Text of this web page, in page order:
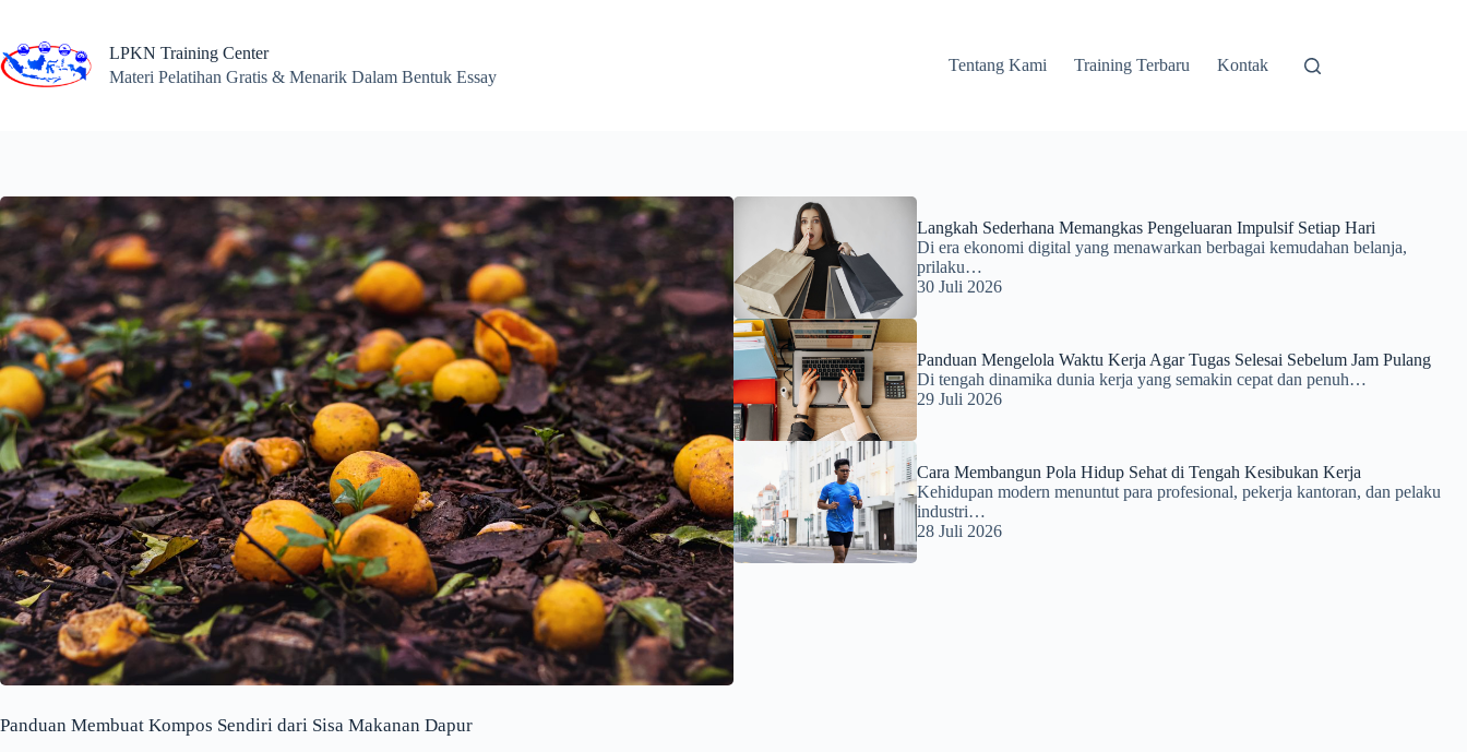
content
LPKN Training Center
Materi Pelatihan Gratis & Menarik Dalam Bentuk Essay
Tentang Kami Training Terbaru Kontak
Panduan Membuat Kompos Sendiri dari Sisa Makanan Dapur
Langkah Sederhana Memangkas Pengeluaran Impulsif Setiap Hari
Di era ekonomi digital yang menawarkan berbagai kemudahan belanja,
prilaku…
30 Juli 2026
Panduan Mengelola Waktu Kerja Agar Tugas Selesai Sebelum Jam Pulang
Di tengah dinamika dunia kerja yang semakin cepat dan penuh…
29 Juli 2026
Cara Membangun Pola Hidup Sehat di Tengah Kesibukan Kerja
Kehidupan modern menuntut para profesional, pekerja kantoran, dan pelaku
industri…
28 Juli 2026